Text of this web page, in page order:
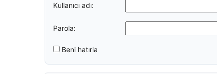
Kullanıcı adı:
Parola:
Beni hatırla